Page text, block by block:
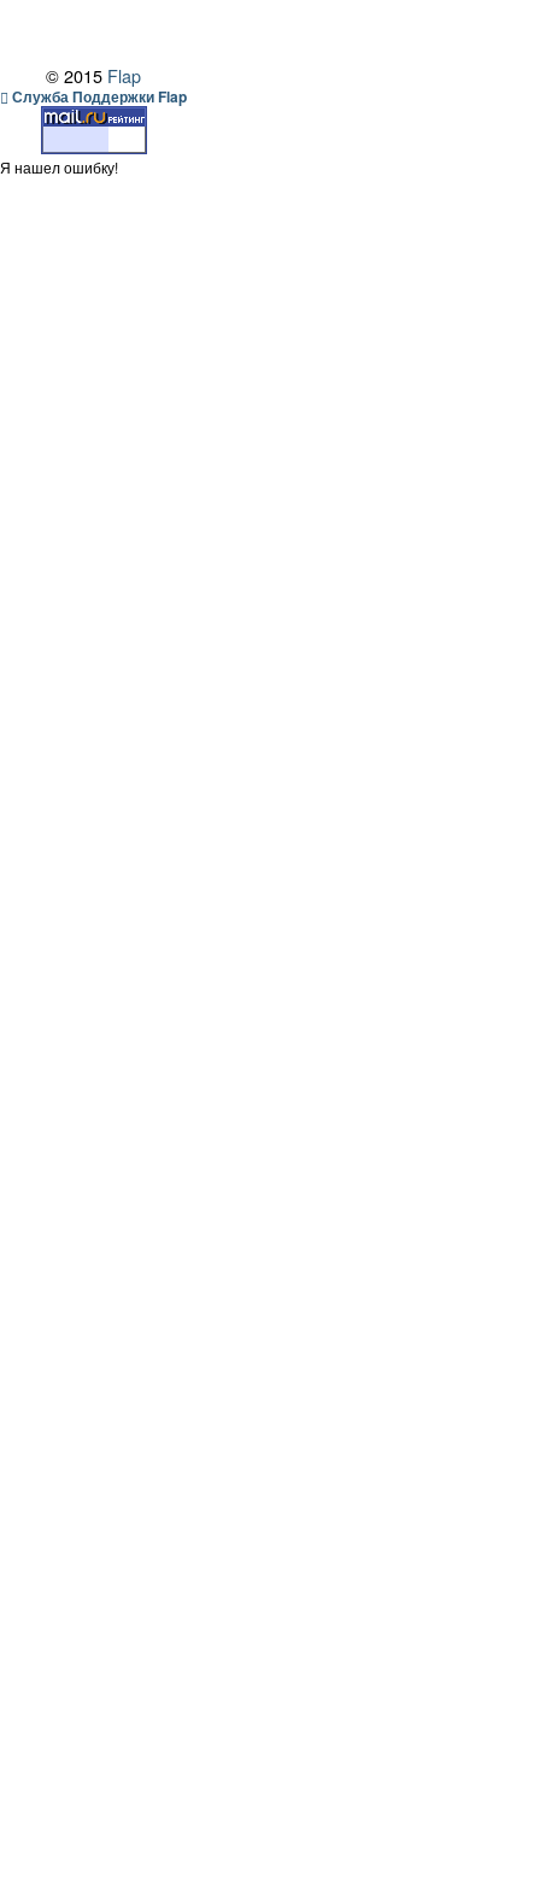
© 2015 Flap
Служба Поддержки Flap
Я нашел ошибку!